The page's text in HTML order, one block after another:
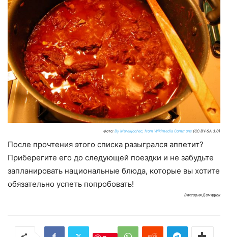
Фото: By Marekjochec, from Wikimedia Commons (CC BY-SA 3.0)
После прочтения этого списка разыгрался аппетит?
Приберегите его до следующей поездки и не забудьте
запланировать национальные блюда, которые вы хотите
обязательно успеть попробовать!
Виктория Демидюк